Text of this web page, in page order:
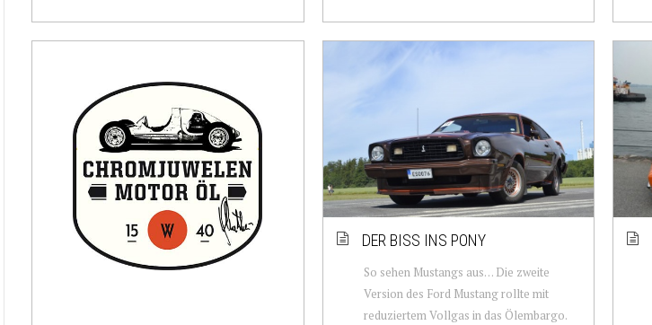
DER BISS INS PONY
So sehen Mustangs aus… Die zweite
Version des Ford Mustang rollte mit
reduziertem Vollgas in das Ölembargo.